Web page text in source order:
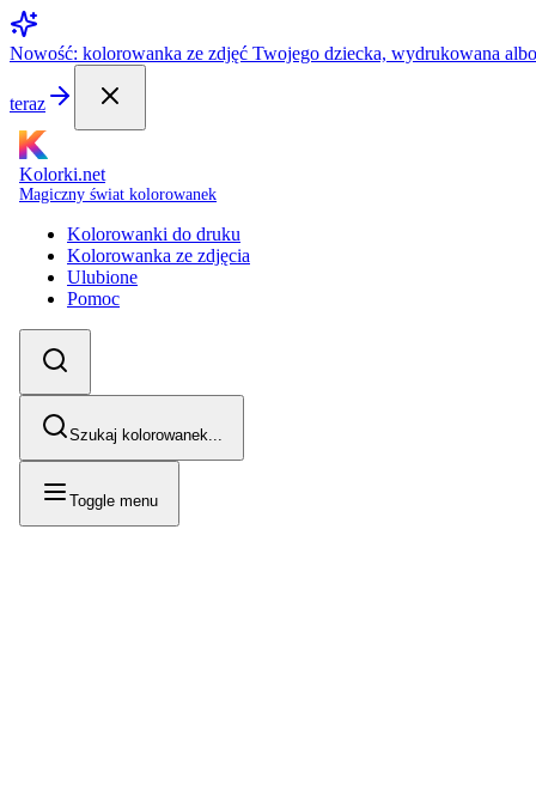
Nowość: kolorowanka ze zdjęć Twojego dziecka, wydrukowana
teraz
Kolorki.net
Magiczny świat kolorowanek
Kolorowanki do druku
Kolorowanka ze zdjęcia
Ulubione
Pomoc
Szukaj kolorowanek...
Toggle menu